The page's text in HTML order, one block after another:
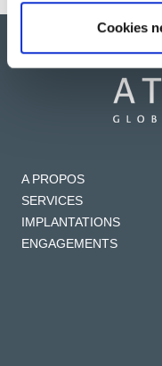
Cookies
A PROPOS
SERVICES
IMPLANTATIONS
ENGAGEMENTS